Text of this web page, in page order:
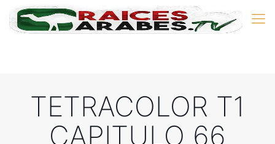
TETRACOLOR T1
CAPITULO 66